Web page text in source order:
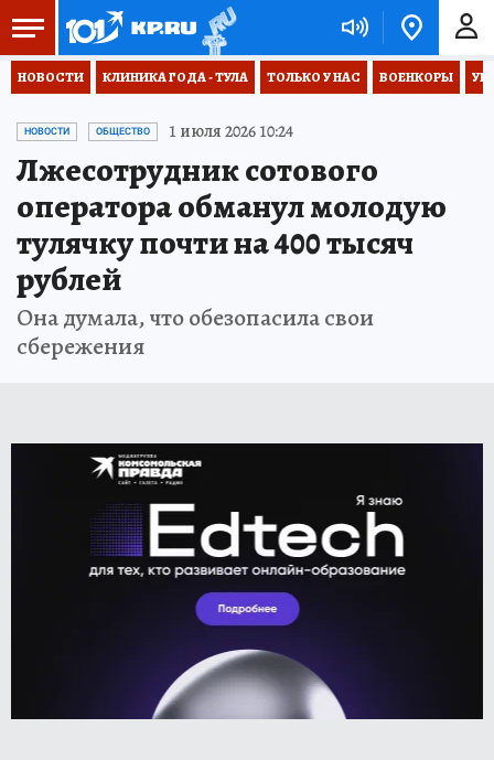
НОВОСТИ КЛИНИКА ГОДА - ТУЛА ТОЛЬКО У НАС ВОЕНКОРЫ
НОВОСТИ ОБЩЕСТВО 1 июля 2026 10:24
Лжесотрудник сотового
оператора обманул молодую
тулячку почти на 400 тысяч
рублей
Она думала, что обезопасила свои
сбережения